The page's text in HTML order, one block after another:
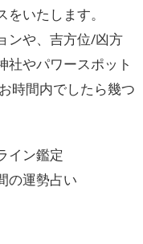
いたします。
ンや、吉方位/凶方
社やパワースポット
時間内でしたら幾つ
イン鑑定
の運勢占い